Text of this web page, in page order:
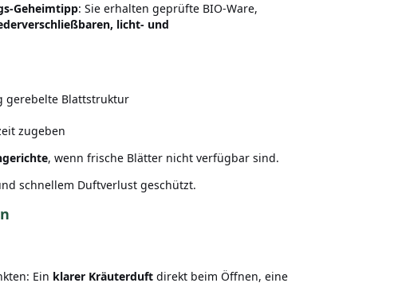
Geheimtipp: Sie erhalten geprüfte BIO-Ware,
licht- und
gerebelte Blattstruktur
zugeben
, wenn frische Blätter nicht verfügbar sind.
schnellem Duftverlust geschützt.
Ein klarer Kräuterduft direkt beim Öffnen, eine